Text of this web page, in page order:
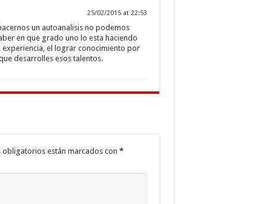
25/02/2015 at 22:53
un autoanalisis no podemos
en que grado uno lo esta haciendo
experiencia, el lograr conocimiento por
desarrolles esos talentos.
obligatorios están marcados con *